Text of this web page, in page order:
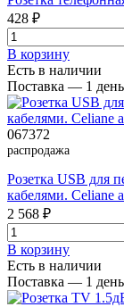
428 ₽
В корзинy
Есть в наличии
Поставка — 1 день
067372
распродажа
Розетка USB для
кабелями. Celiane
2 568 ₽
В корзинy
Есть в наличии
Поставка — 1 день